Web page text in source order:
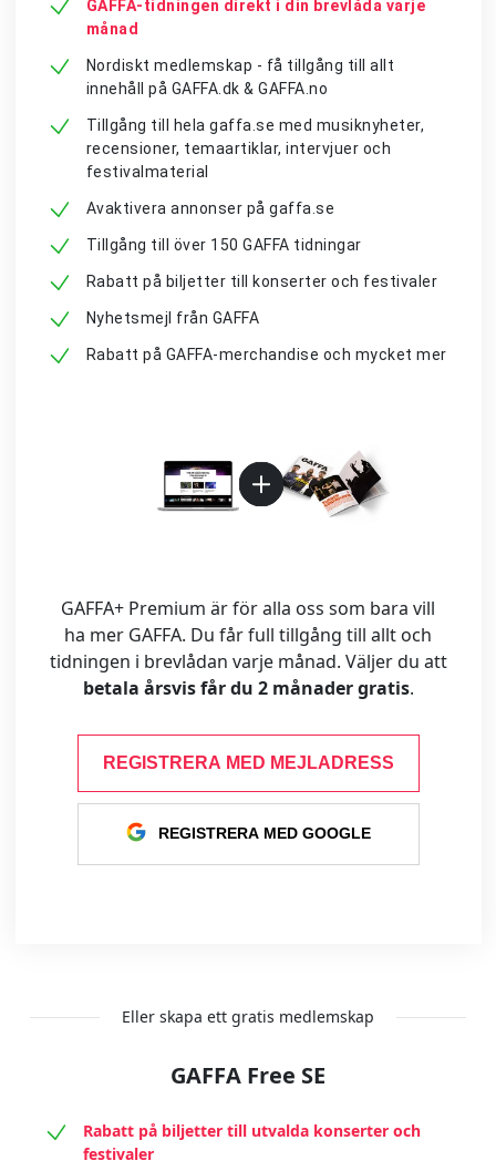
GAFFA-tidningen direkt i din brevlåda varje
månad
Nordiskt medlemskap - få tillgång till allt
innehåll på GAFFA.dk & GAFFA.no
Tillgång till hela gaffa.se med musiknyheter,
recensioner, temaartiklar, intervjuer och
festivalmaterial
Avaktivera annonser på gaffa.se
Tillgång till över 150 GAFFA tidningar
Rabatt på biljetter till konserter och festivaler
Nyhetsmejl från GAFFA
Rabatt på GAFFA-merchandise och mycket mer
GAFFA+ Premium är för alla oss som bara vill
ha mer GAFFA. Du får full tillgång till allt och
tidningen i brevlådan varje månad. Väljer du att
betala årsvis får du 2 månader gratis.
REGISTRERA MED MEJLADRESS
REGISTRERA MED GOOGLE
Eller skapa ett gratis medlemskap
GAFFA Free SE
Rabatt på biljetter till utvalda konserter och
festivaler